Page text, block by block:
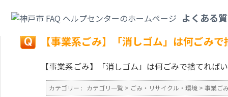
よくある
戻る
【事業系ごみ】「消しゴム」は何ごみ
【事業系ごみ】「消しゴム」は何ごみで捨てれば
カテゴリー : カテゴリ一覧 > ごみ・リサイクル・環境 > 事業ご